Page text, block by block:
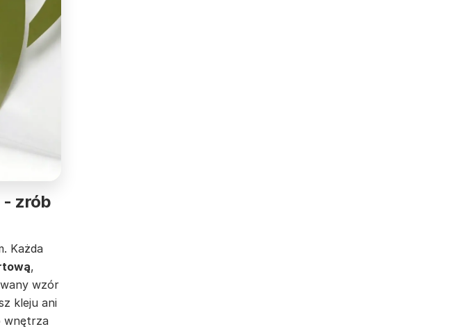
- zrób
Każda
,
wzór
kleju ani
wnętrza